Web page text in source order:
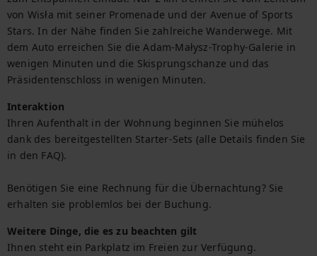
von Wisła mit seiner Promenade und der Avenue of Sports
Stars. In der Nähe finden Sie zahlreiche Wanderwege. Mit
dem Auto erreichen Sie die Adam-Małysz-Trophy-Galerie in
wenigen Minuten und die Skisprungschanze und das
Präsidentenschloss in wenigen Minuten.
Interaktion
Ihren Aufenthalt in der Wohnung beginnen Sie mühelos
dank des bereitgestellten Starter-Sets (alle Details finden Sie
in den FAQ).
Benötigen Sie eine Rechnung für die Übernachtung? Sie
erhalten sie problemlos bei der Buchung.
Weitere Dinge, die es zu beachten gilt
Ihnen steht ein Parkplatz im Freien zur Verfügung.